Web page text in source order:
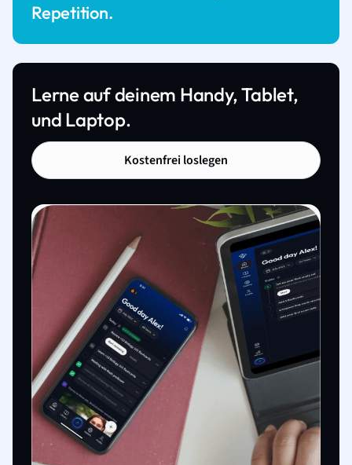
Repetition.
Lerne auf deinem Handy, Tablet,
und Laptop.
Kostenfrei loslegen